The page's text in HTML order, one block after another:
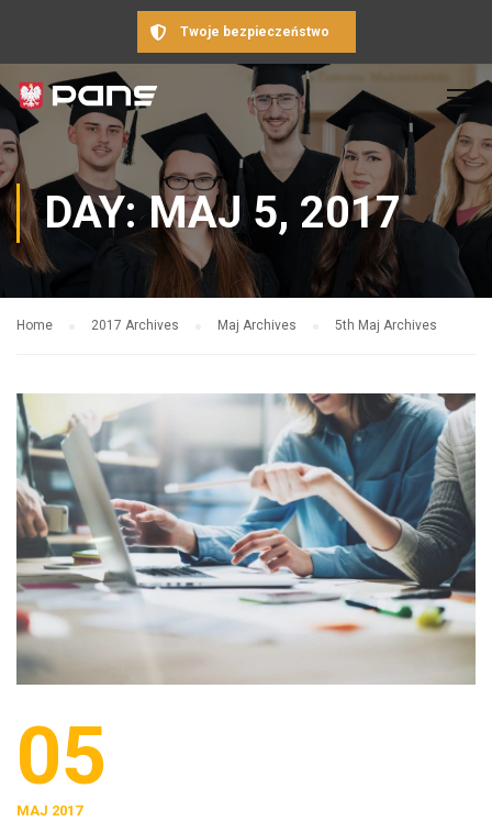
Twoje bezpieczeństwo
DAY: MAJ 5, 2017
Home 2017 Archives Maj Archives 5th Maj Archives
05
MAJ 2017